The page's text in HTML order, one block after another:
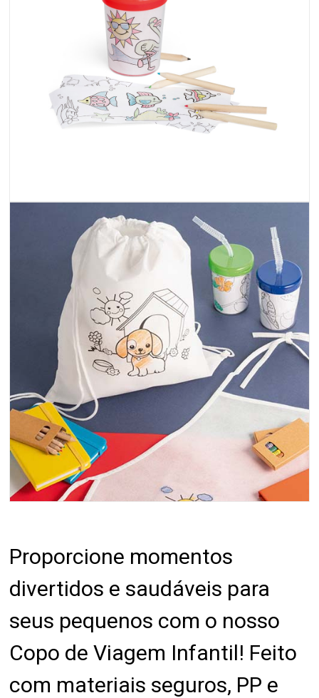
Proporcione momentos
divertidos e saudáveis para
seus pequenos com o nosso
Copo de Viagem Infantil! Feito
com materiais seguros, PP e